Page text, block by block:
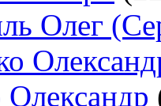
Олег
Олександр